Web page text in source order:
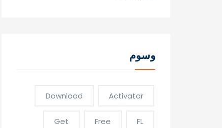
وسوم
Activator
Download
FL
Free
Get